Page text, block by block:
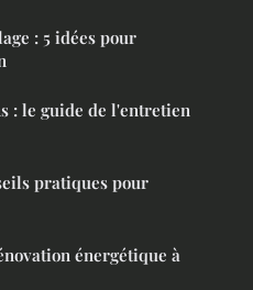
: 5 idées pour
: le guide de l'entretien
pratiques pour
énergétique à